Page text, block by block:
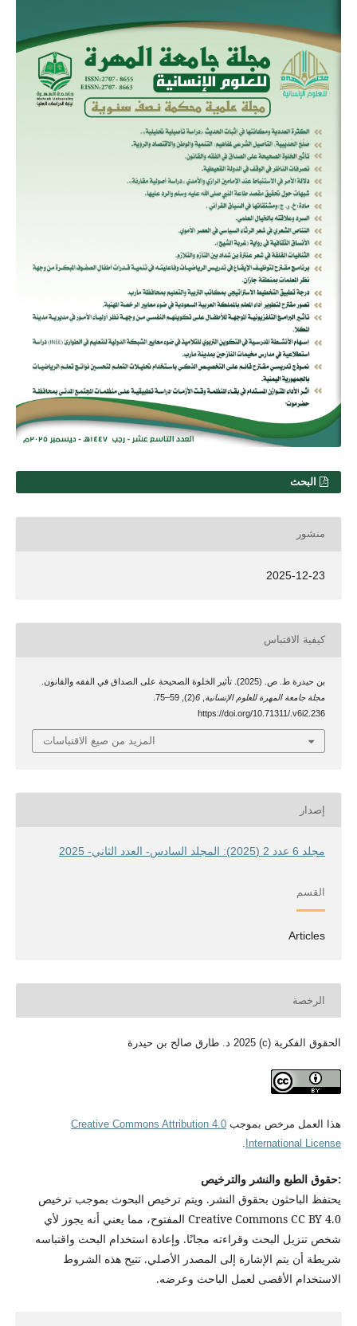
البحث
منشور
2025-12-23
كيفية الاقتباس
بن حيدرة ط. ص. (2025). تأثير الخلوة الصحيحة على الصداق في الفقه والقانون.
مجلة جامعة المهرة للعلوم الإنسانية 6
(2), 59–75.
https://doi.org/10.71311/.v6i2.236
المزيد من صيغ الاقتباسات
إصدار
مجلد 6 عدد 2 (2025): المجلد السادس- العدد الثاني- 2025
القسم
Articles
الرخصة
الحقوق الفكرية (c) 2025 د. طارق صالح بن حيدرة
هذا العمل مرخص بموجب Creative Commons Attribution 4.0
International License
:حقوق الطبع والنشر والترخيص
يحتفظ الباحثون بحقوق النشر. ويتم ترخيص البحوث بموجب ترخيص
Creative Commons CC BY 4.0 المفتوح، مما يعني أنه يجوز لأي
شخص تنزيل البحث وقراءته مجانًا. وإعادة استخدام البحث واقتباسه
شريطة أن يتم الإشارة إلى المصدر الأصلي. تتيح هذه الشروط
الاستخدام الأقصى لعمل الباحث وعرضه.